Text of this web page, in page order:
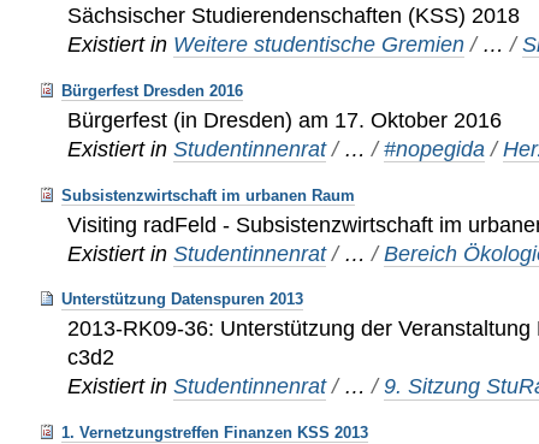
Sächsischer Studierendenschaften (KSS) 2018
Existiert in Weitere studentische Gremien / …/
Bürgerfest Dresden 2016
Bürgerfest (in Dresden) am 17. Oktober 2016
Existiert in Studentinnenrat / …/#nopegida /
Subsistenzwirtschaft im urbanen Raum
Visiting radFeld - Subsistenzwirtschaft im
Existiert in Studentinnenrat / …/Bereich
Unterstützung Datenspuren 2013
2013-RK09-36: Unterstützung der
c3d2
Existiert in Studentinnenrat / …/9. Sitzung
1. Vernetzungstreffen Finanzen KSS 2013